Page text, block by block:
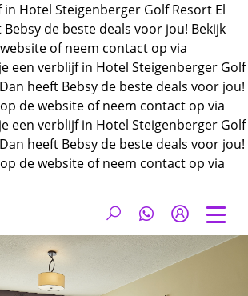
Hotel Steigenberger Golf Resort El
Bebsy de beste deals voor jou! Bekijk
of neem contact op via
een verblijf in Hotel Steigenberger Golf
heeft Bebsy de beste deals voor jou!
de website of neem contact op via
een verblijf in Hotel Steigenberger Golf
heeft Bebsy de beste deals voor jou!
de website of neem contact op via